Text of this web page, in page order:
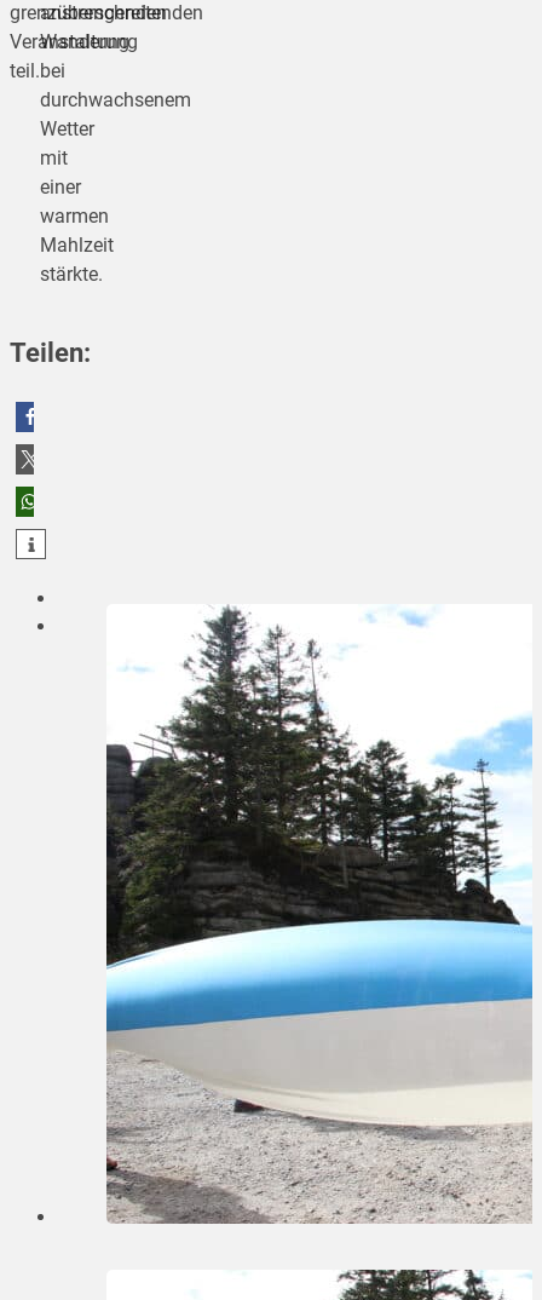
grenzüberschreitenden
Veranstaltung
teil.
anstrengenden
Wanderung
bei
durchwachsenem
Wetter
mit
einer
warmen
Mahlzeit
stärkte.
Teilen:
teilen
teilen
teilen